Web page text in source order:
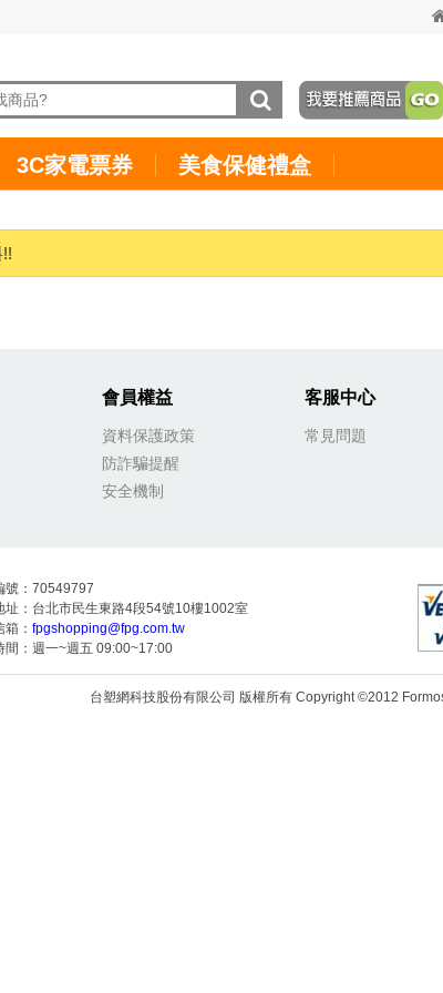
3C家電票券 美食保健禮盒
會員權益
資料保護政策
防詐騙提醒
安全機制
客服中心
常見問題
號：70549797
址：台北市民生東路4段54號10樓1002室
： fpgshopping@fpg.com.tw
間：週一~週五 09:00~17:00
台塑網科技股份有限公司 版權所有 Copyright ©2012